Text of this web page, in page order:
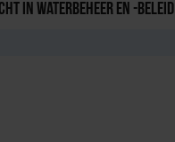
in waterbeheer en -beleid